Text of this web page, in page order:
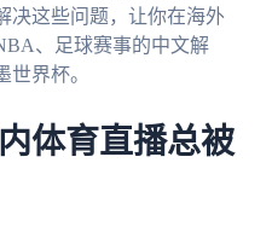
决这些问题，让你在海外
、足球赛事的中文解
世界杯。
体育直播总被